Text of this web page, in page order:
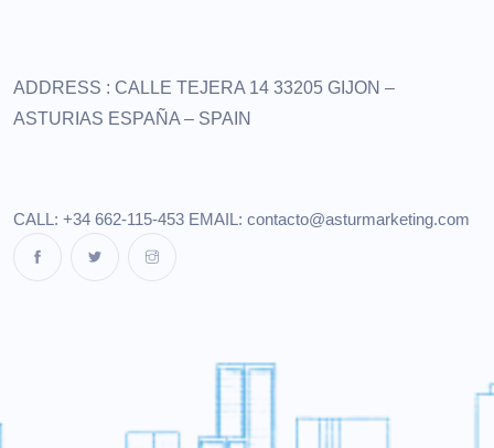
ADDRESS : CALLE TEJERA 14 33205 GIJON –
ASTURIAS ESPAÑA – SPAIN
CALL: +34 662-115-453 EMAIL: contacto@asturmarketing.com